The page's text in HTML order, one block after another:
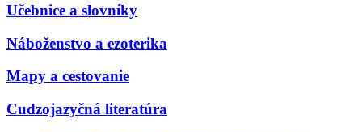
Učebnice a slovníky
Náboženstvo a ezoterika
Mapy a cestovanie
Cudzojazyčná literatúra